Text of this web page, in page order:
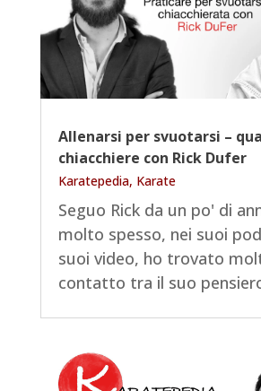
Allenarsi per svuotarsi –
chiacchiere con Rick Dufer
Karatepedia, Karate
Seguo Rick da un po' di
molto spesso, nei suoi
suoi video, ho trovato
contatto tra il suo